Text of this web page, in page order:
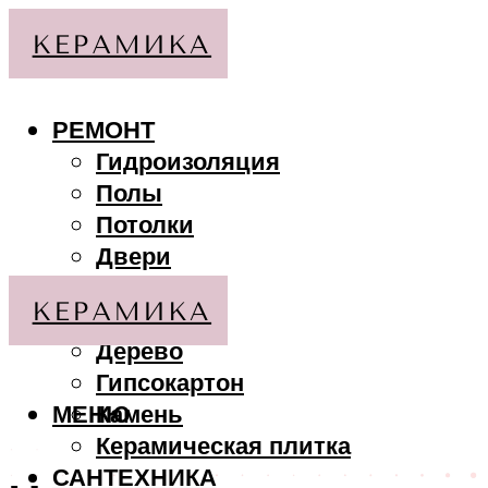
РЕМОНТ
Гидроизоляция
Полы
Потолки
Двери
МАТЕРИАЛЫ
Дерево
Гипсокартон
Камень
Керамическая плитка
САНТЕХНИКА
МЕНЮ